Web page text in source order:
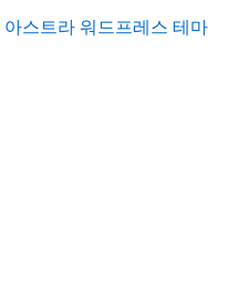
아스트라 워드프레스 테마